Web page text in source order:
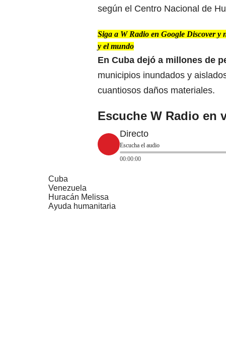
según el Centro Nacional de
Siga a W Radio en Google Discover y
y el mundo
En Cuba dejó a millones de
municipios inundados y
cuantiosos daños materiales.
Escuche W Radio en
Directo
Escucha el audio
00:00:00
Cuba
Venezuela
Huracán Melissa
Ayuda humanitaria